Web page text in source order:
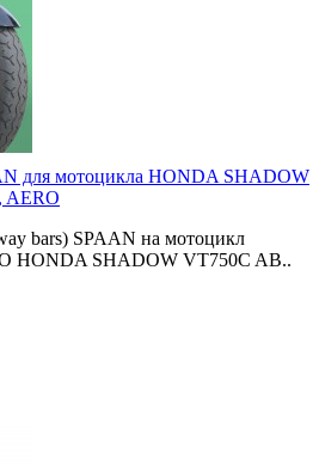
для мотоцикла HONDA SHADOW
AERO
bars) SPAAN на мотоцикл
HONDA SHADOW VT750C AB..